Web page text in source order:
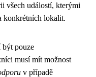
všech událostí, kterými
konkrétních lokalit.
být pouze
musí mít možnost
v případě